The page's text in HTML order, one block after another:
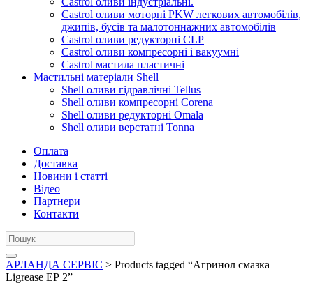
Castrol оливи моторні PKW легкових автомобілів,
джипів, бусів та малотоннажних автомобілів
Castrol оливи редукторні CLP
Castrol оливи компресорні і вакуумні
Castrol мастила пластичні
Мастильні матеріали Shell
Shell оливи гідравлічні Tellus
Shell оливи компресорні Corena
Shell оливи редукторні Omala
Shell оливи верстатні Tonna
Оплата
Доставка
Новини і статті
Відео
Партнери
Контакти
АРЛАНДА СЕРВІС > Products tagged “Агринол смазка
Ligrease ЕР 2”